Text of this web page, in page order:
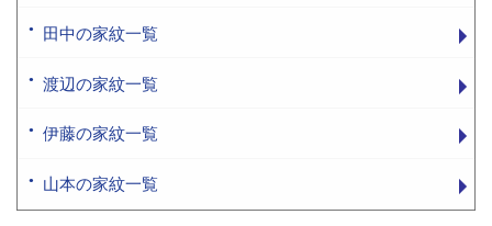
田中の家紋一覧
渡辺の家紋一覧
伊藤の家紋一覧
山本の家紋一覧